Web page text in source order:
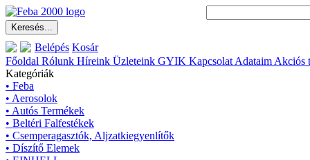
Belépés Kosár
Főoldal Rólunk Híreink Üzleteink GYIK Kapcsolat Adataim Akciós
Kategóriák
• Feba
• Aerosolok
• Autós Termékek
• Beltéri Falfestékek
• Csemperagasztók, Aljzatkiegyenlítők
• Díszítő Elemek